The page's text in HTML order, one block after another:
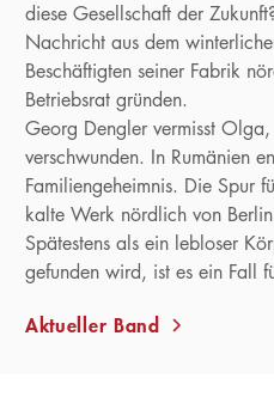
diese Gesellschaft der
Nachricht aus dem
Beschäftigten seiner Fabrik
Betriebsrat gründen.
Georg Dengler vermisst
verschwunden. In Rumänien
Familiengeheimnis. Die Spur
kalte Werk nördlich von
Spätestens als ein lebloser
gefunden wird, ist es ein Fall
Aktueller Band